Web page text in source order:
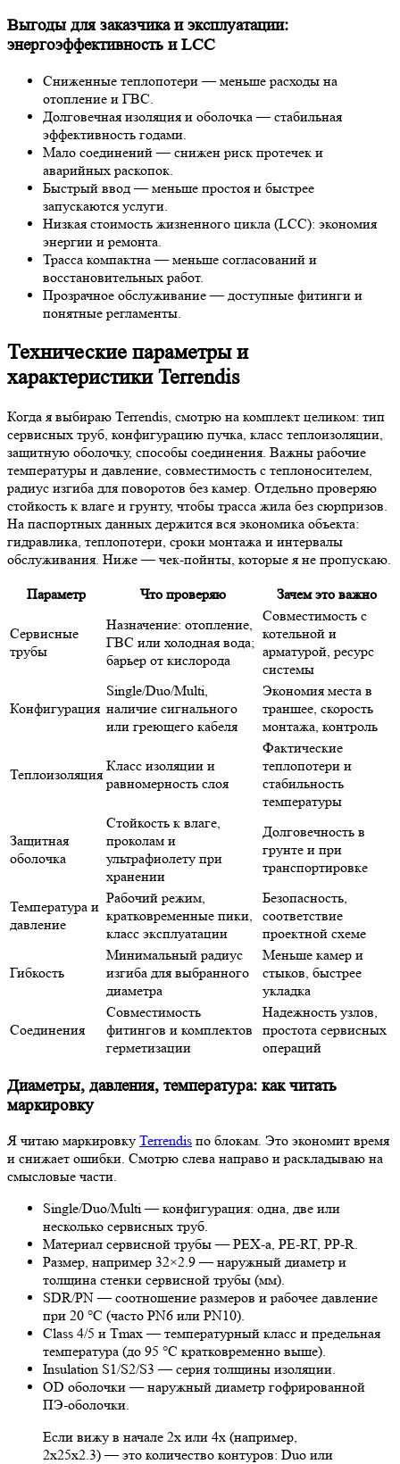
Выгоды для заказчика и эксплуатации:
энергоэффективность и LCC
Сниженные теплопотери — меньше расходы на
отопление и ГВС.
Долговечная изоляция и оболочка — стабильная
эффективность годами.
Мало соединений — снижен риск протечек и
аварийных раскопок.
Быстрый ввод — меньше простоя и быстрее
запускаются услуги.
Низкая стоимость жизненного цикла (LCC): экономия
энергии и ремонта.
Трасса компактна — меньше согласований и
восстановительных работ.
Прозрачное обслуживание — доступные фитинги и
понятные регламенты.
Технические параметры и
характеристики Terrendis
Когда я выбираю Terrendis, смотрю на комплект целиком: тип
сервисных труб, конфигурацию пучка, класс теплоизоляции,
защитную оболочку, способы соединения. Важны рабочие
температуры и давление, совместимость с теплоносителем,
радиус изгиба для поворотов без камер. Отдельно проверяю
стойкость к влаге и грунту, чтобы трасса жила без сюрпризов.
На паспортных данных держится вся экономика объекта:
гидравлика, теплопотери, сроки монтажа и интервалы
обслуживания. Ниже — чек-пойнты, которые я не пропускаю.
Параметр Что проверяю Зачем это важно
Сервисные
трубы
Назначение: отопление,
ГВС или холодная вода;
барьер от кислорода
Совместимость с
котельной и
арматурой, ресурс
системы
Конфигурация
Single/Duo/Multi,
наличие сигнального
или греющего кабеля
Экономия места в
траншее, скорость
монтажа, контроль
Теплоизоляция
Класс изоляции и
равномерность слоя
Фактические
теплопотери и
стабильность
температуры
Защитная
оболочка
Стойкость к влаге,
проколам и
ультрафиолету при
хранении
Долговечность в
грунте и при
транспортировке
Температура и
давление
Рабочий режим,
кратковременные пики,
класс эксплуатации
Безопасность,
соответствие
проектной схеме
Гибкость
Минимальный радиус
изгиба для выбранного
диаметра
Меньше камер и
стыков, быстрее
укладка
Соединения
Совместимость
фитингов и комплектов
герметизации
Надежность узлов,
простота сервисных
операций
Диаметры, давления, температура: как читать
маркировку
Я читаю маркировку Terrendis по блокам. Это экономит время
и снижает ошибки. Смотрю слева направо и раскладываю на
смысловые части.
Single/Duo/Multi — конфигурация: одна, две или
несколько сервисных труб.
Материал сервисной трубы — PEX-a, PE-RT, PP-R.
Размер, например 32×2.9 — наружный диаметр и
толщина стенки сервисной трубы (мм).
SDR/PN — соотношение размеров и рабочее давление
при 20 °C (часто PN6 или PN10).
Class 4/5 и Tmax — температурный класс и предельная
температура (до 95 °C кратковременно выше).
Insulation S1/S2/S3 — серия толщины изоляции.
OD оболочки — наружный диаметр гофрированной
ПЭ-оболочки.
Если вижу в начале 2x или 4x (например,
2x25x2.3) — это количество контуров: Duo или